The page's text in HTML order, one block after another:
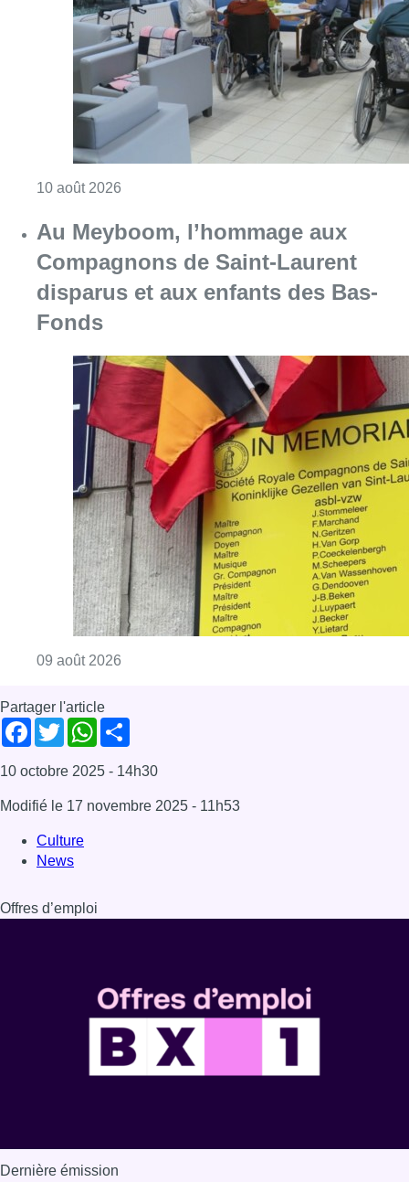
10 août 2026
Au Meyboom, l’hommage aux
Compagnons de Saint-Laurent
disparus et aux enfants des Bas-
Fonds
09 août 2026
Partager l'article
Facebook
TwitterWhatsApp
10 octobre 2025 - 14h30
Modifié le 17 novembre 2025 - 11h53
Culture
News
Offres d’emploi
Dernière émission